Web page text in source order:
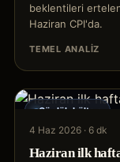
beklentileri
Haziran CPI'da.
TEMEL ANALIZ
Günlük bülten
4 Haz 2026 · 6 dk
Haziran ilk